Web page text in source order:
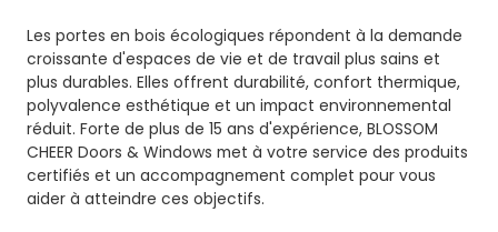
Les portes en bois écologiques répondent à la demande
croissante d'espaces de vie et de travail plus sains et
plus durables. Elles offrent durabilité, confort thermique,
polyvalence esthétique et un impact environnemental
réduit. Forte de plus de 15 ans d'expérience, BLOSSOM
CHEER Doors & Windows met à votre service des produits
certifiés et un accompagnement complet pour vous
aider à atteindre ces objectifs.